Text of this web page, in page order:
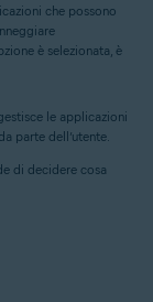
che possono
è selezionata, è
le applicazioni
parte dell’utente.
di decidere cosa